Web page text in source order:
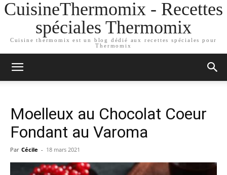
CuisineThermomix - Recettes
spéciales Thermomix
Cuisine thermomix est un blog dédié aux recettes spéciales pour
Thermomix
Moelleux au Chocolat Coeur
Fondant au Varoma
Par Cécile - 18 mars 2021